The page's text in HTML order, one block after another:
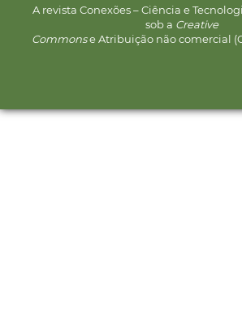
A revista Conexões – Ciência e
sob a Creative
Commonse Atribuição não comercial